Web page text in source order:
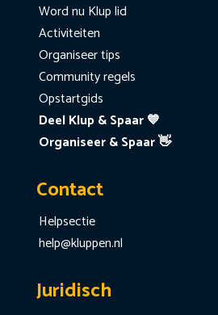
Word nu Klup lid
Activiteiten
Organiseer tips
Community regels
Opstartgids
Deel Klup & Spaar 💙
Organiseer & Spaar 👋
Contact
Helpsectie
help@kluppen.nl
Juridisch